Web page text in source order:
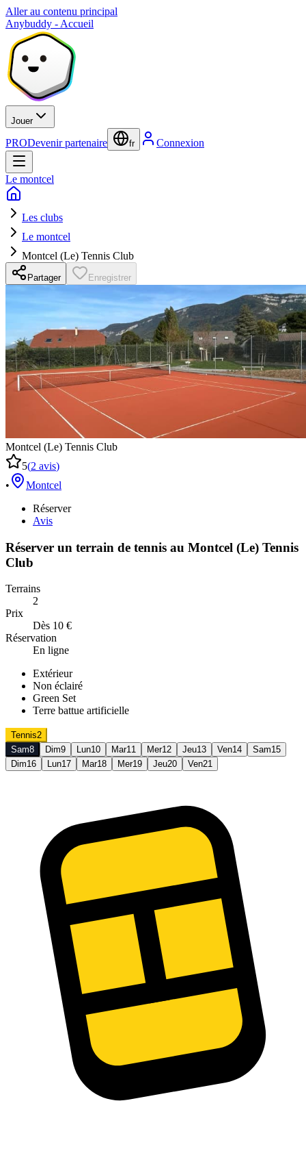
Aller au contenu principal
Anybuddy - Accueil
Jouer
PRODevenir partenaire fr Connexion
Le montcel
Les clubs
Le montcel
Montcel (Le) Tennis Club
Partager Enregistrer
Montcel (Le) Tennis Club
5(2 avis)
•
Montcel
Réserver
Avis
Réserver un terrain de tennis au Montcel (Le) Tennis
Club
Terrains
2
Prix
Dès 10 €
Réservation
En ligne
Extérieur
Non éclairé
Green Set
Terre battue artificielle
Tennis2
Sam8 Dim9 Lun10 Mar11 Mer12 Jeu13 Ven14 Sam15
Dim16 Lun17 Mar18 Mer19 Jeu20 Ven21